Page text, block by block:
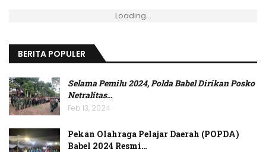
Loading...
BERITA POPULER
Selama Pemilu 2024, Polda Babel Dirikan Posko
Netralitas…
Feb 13, 2024
Pekan Olahraga Pelajar Daerah (POPDA)
Babel 2024 Resmi…